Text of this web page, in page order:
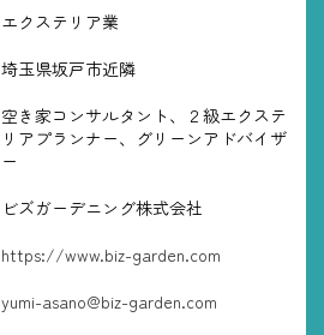
エクステリア業
埼玉県坂戸市近隣
空き家コンサルタント、２級エクステ
リアプランナー、グリーンアドバイザ
ー
ビズガーデニング株式会社
https://www.biz-garden.com
yumi-asano@biz-garden.com